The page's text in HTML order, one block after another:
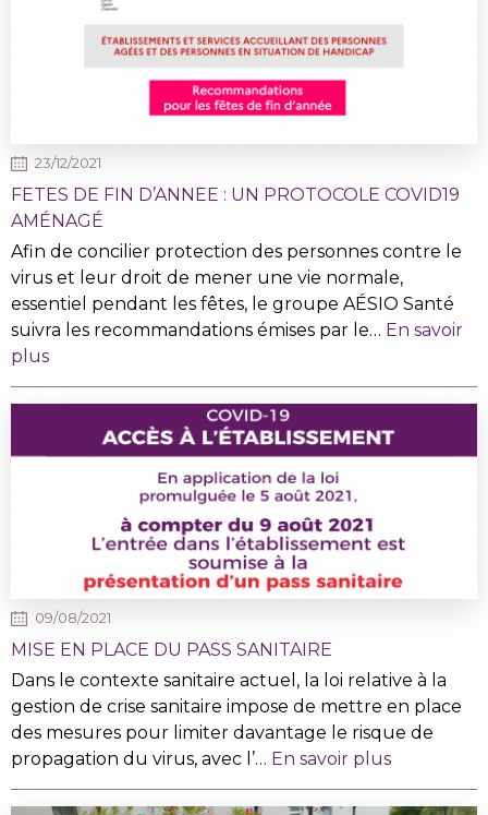
23/12/2021
FETES DE FIN D’ANNEE : UN PROTOCOLE COVID19
AMÉNAGÉ
Afin de concilier protection des personnes contre le
virus et leur droit de mener une vie normale,
essentiel pendant les fêtes, le groupe AÉSIO Santé
suivra les recommandations émises par le… En savoir
plus
09/08/2021
MISE EN PLACE DU PASS SANITAIRE
Dans le contexte sanitaire actuel, la loi relative à la
gestion de crise sanitaire impose de mettre en place
des mesures pour limiter davantage le risque de
propagation du virus, avec l’… En savoir plus